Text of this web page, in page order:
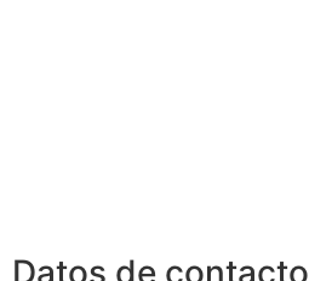
Datos de contacto